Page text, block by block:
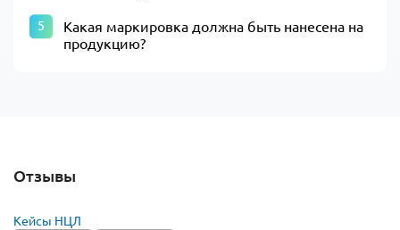
Какая маркировка должна быть нанесена на
продукцию?
Отзывы
Кейсы НЦЛ